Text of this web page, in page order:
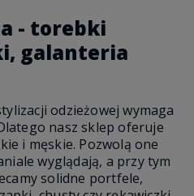
- torebki
galanteria
odzieżowej wymaga
nasz sklep oferuje
i męskie. Pozwolą one
wyglądają, a przy tym
solidne portfele,